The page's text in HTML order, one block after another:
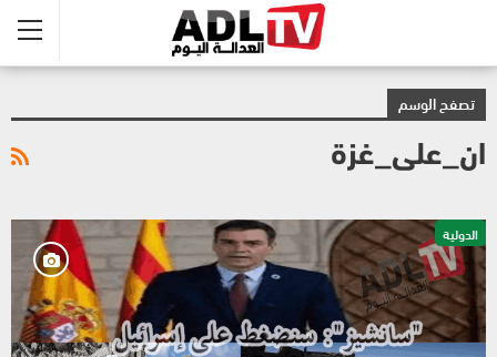
تصفح الوسم
ان_على_غزة
الدولية